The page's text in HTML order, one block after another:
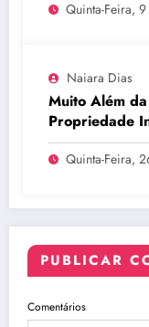
Quinta-Feira,
Naiara Dias
Muito Além
Propriedade
Legado do
Quinta-Feira,
PUBLICAR
Comentários